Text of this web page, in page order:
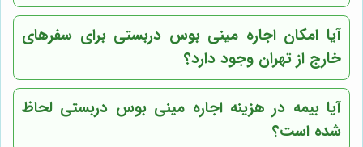
آیا امکان اجاره مینی بوس دربستی برای سفرهای
خارج از تهران وجود دارد؟
آیا بیمه در هزینه اجاره مینی بوس دربستی لحاظ
شده است؟